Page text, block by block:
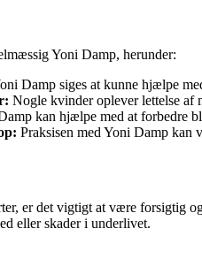
Yoni Damp, herunder:
Damp siges at kunne hjælpe
Nogle kvinder oplever lettelse af
kan hjælpe med at forbedre
Praksisen med Yoni Damp kan
er det vigtigt at være forsigtig
eller skader i underlivet.